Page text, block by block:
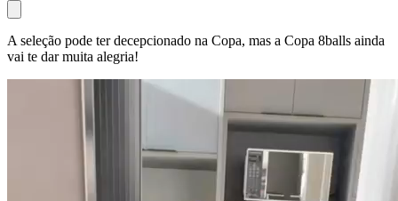
A seleção pode ter decepcionado na Copa, mas a Copa 8balls ainda
vai te dar muita alegria!